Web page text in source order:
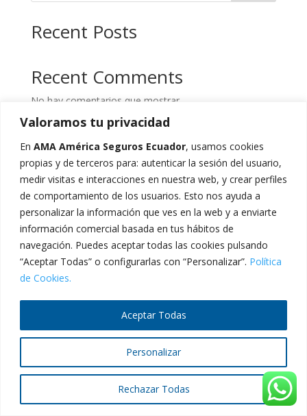
Valoramos tu privacidad
En AMA América Seguros Ecuador, usamos cookies
propias y de terceros para: autenticar la sesión del usuario,
medir visitas e interacciones en nuestra web, y crear perfiles
de comportamiento de los usuarios. Esto nos ayuda a
personalizar la información que ves en la web y a enviarte
información comercial basada en tus hábitos de
navegación. Puedes aceptar todas las cookies pulsando
“Aceptar Todas” o configurarlas con “Personalizar”. Política
de Cookies.
Personalizar
Rechazar Todas
Aceptar Todas
Recent Posts
Recent Comments
No hay comentarios que mostrar.
2024 © AMA América Seguros Ecuador - Todos los
derechos reservados.